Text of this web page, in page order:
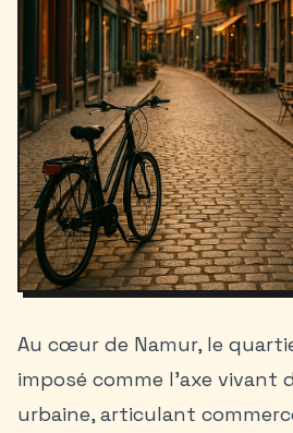
Au cœur de Namur, le
imposé comme l’axe vivant
urbaine, articulant